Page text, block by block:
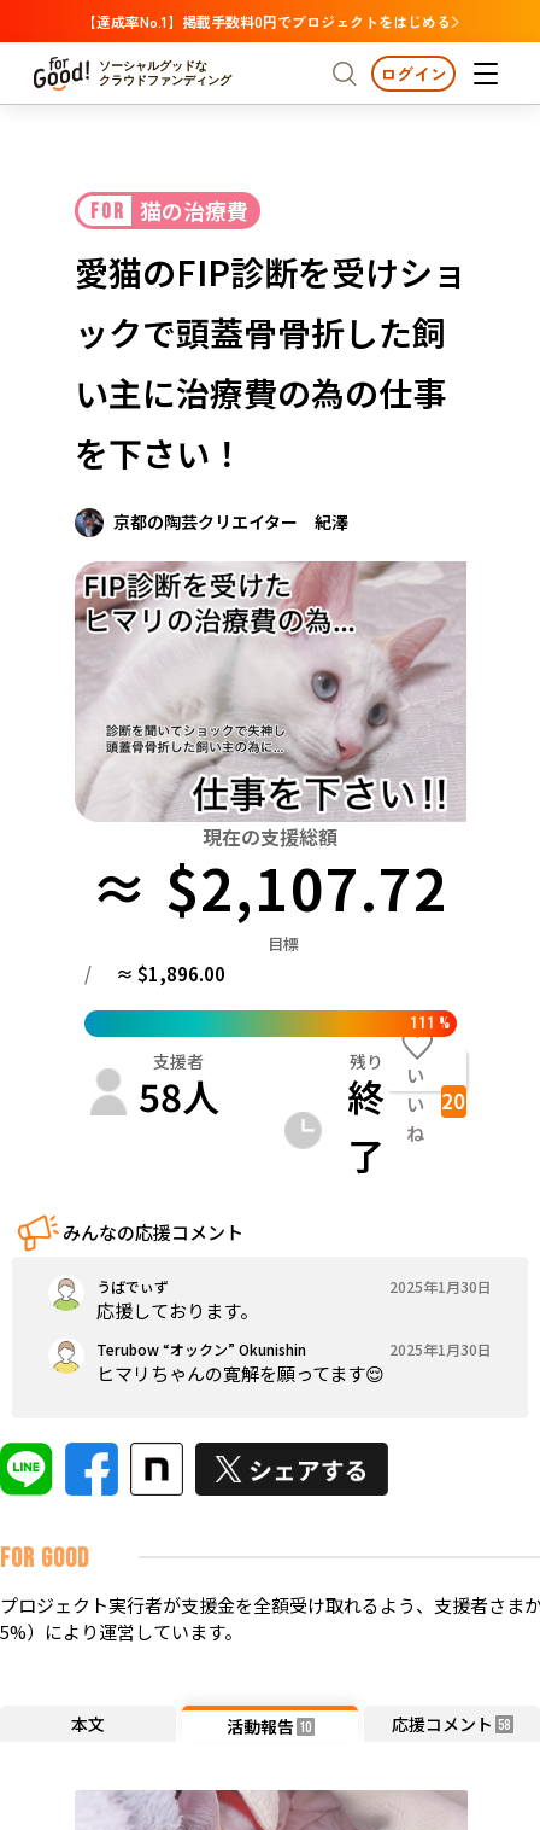
【達成率No.1】掲載手数料0円でプロジェクトをはじめる
ソーシャルグッドな
クラウドファンディング
プロジェクトからさがす
カテゴリーからさがす 国際協力
医療・福祉
人権・マイノリティ
近畿
中国
四国
九州・沖縄
注目 新着
支援金額が多い
支援人数が多い
終了日が近い
カテゴリーからさがす
国際協力 医療・福祉
子ども・教育
環境・エシカル
人権・マイノリティ
社会貢献
地域からさがす
北海道 青森 岩手 宮城
茨城 栃木 群馬 埼玉 千葉
富山 山梨 長野
滋賀 京都 大阪 兵庫 奈良
鳥取 岡山 広島 山口
九州・沖縄
ログイン
FOR 猫の治療費
愛猫のFIP診断を受けショ
ックで頭蓋骨骨折した飼
い主に治療費の為の仕事
を下さい！
京都の陶芸クリエイター 紀澤
現在の支援総額
≈ $2,107.72
目標
/ ≈ $1,896.00
111 %
支援者
58人
残り
終
了
い
い
ね
20
みんなの応援コメント
うばでぃず 2025年1月30日
応援しております。
Terubow “オックン” Okunishin 2025年1月30日
ヒマリちゃんの寛解を願ってます😌
FOR GOOD
プロジェクト実行者が支援金を全額受け取れるよう、支援者さま
5%）により運営しています。
本文 活動報告 10 応援コメント 58